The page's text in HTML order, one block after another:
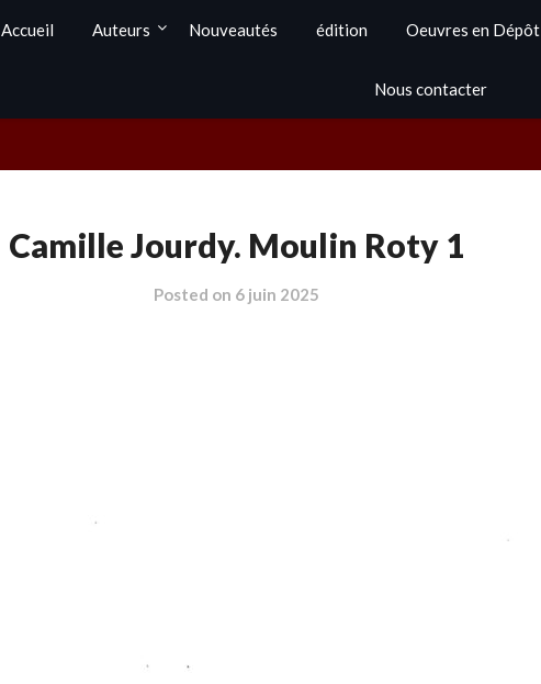
Accueil Auteurs Nouveautés édition Oeuvres en Dépôt
Nous contacter
Camille Jourdy. Moulin Roty 1
Posted on 6 juin 2025